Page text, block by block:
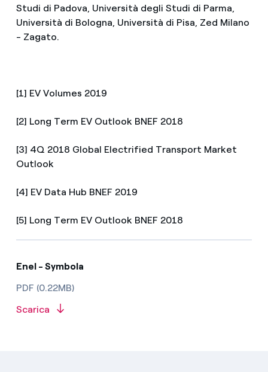
Studi di Padova, Università degli Studi di Parma,
Università di Bologna, Università di Pisa, Zed Milano
- Zagato.
[1] EV Volumes 2019
[2] Long Term EV Outlook BNEF 2018
[3] 4Q 2018 Global Electrified Transport Market
Outlook
[4] EV Data Hub BNEF 2019
[5] Long Term EV Outlook BNEF 2018
Enel - Symbola
PDF (0.22MB)
Scarica